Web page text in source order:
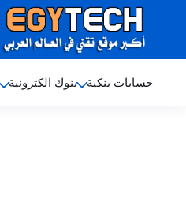
حسابات بنكية بنوك الكترونية